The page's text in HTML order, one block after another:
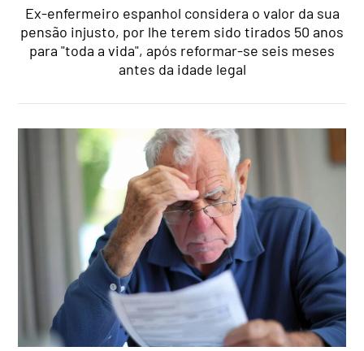
Ex-enfermeiro espanhol considera o valor da sua
pensão injusto, por lhe terem sido tirados 50 anos
para "toda a vida", após reformar-se seis meses
antes da idade legal